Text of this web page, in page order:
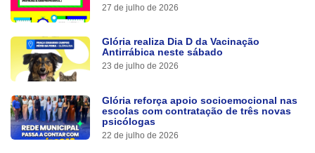
27 de julho de 2026
Glória realiza Dia D da Vacinação
Antirrábica neste sábado
23 de julho de 2026
Glória reforça apoio socioemocional nas
escolas com contratação de três novas
psicólogas
22 de julho de 2026